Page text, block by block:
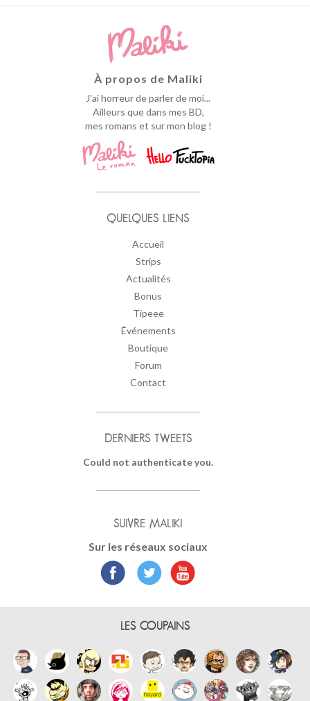
À propos de Maliki
J'ai horreur de parler de moi...
Ailleurs que dans mes BD,
mes romans et sur mon blog !
QUELQUES LIENS
Accueil
Strips
Actualités
Bonus
Tipeee
Événements
Boutique
Forum
Contact
DERNIERS TWEETS
Could not authenticate you.
SUIVRE MALIKI
Sur les réseaux sociaux
LES COUPAINS